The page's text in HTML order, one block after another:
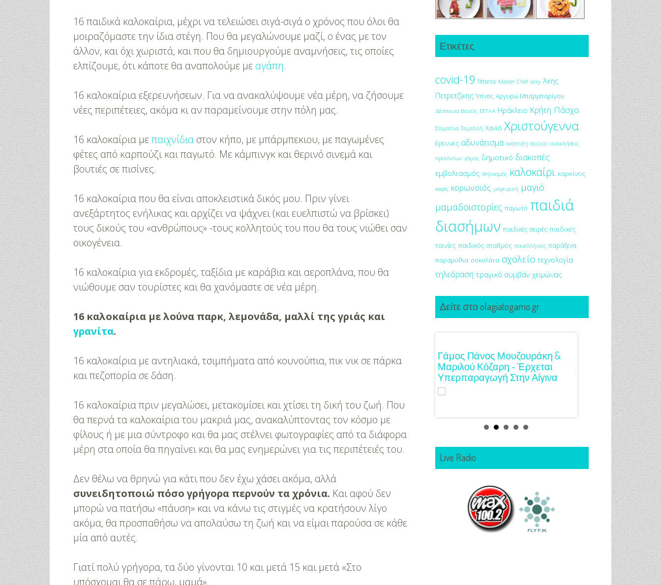
16 παιδικά καλοκαίρια, μέχρι να τελειώσει σιγά-σιγά ο χρόνος που όλοι θα
μοιραζόμαστε την ίδια στέγη. Που θα μεγαλώνουμε μαζί, ο ένας με τον
άλλον, και όχι χωριστά, και που θα δημιουργούμε αναμνήσεις, τις οποίες
ελπίζουμε, ότι κάποτε θα αναπολούμε με αγάπη.
16 καλοκαίρια εξερευνήσεων. Για να ανακαλύψουμε νέα μέρη, να ζήσουμε
νέες περιπέτειες, ακόμα κι αν παραμείνουμε στην πόλη μας.
16 καλοκαίρια μεπαιχνίδια στον κήπο, με μπάρμπεκιου, με παγωμένες
φέτες από καρπούζι και παγωτό. Με κάμπινγκ και θερινό σινεμά και
βουτιές σε πισίνες.
16 καλοκαίρια που θα είναι αποκλειστικά δικός μου. Πριν γίνει
ανεξάρτητος ενήλικας και αρχίζει να ψάχνει (και ευελπιστώ να βρίσκει)
τους δικούς του «ανθρώπους» -τους κολλητούς του που θα τους νιώθει σαν
οικογένεια.
16 καλοκαίρια για εκδρομές, ταξίδια με καράβια και αεροπλάνα, που θα
νιώθουμε σαν τουρίστες και θα χανόμαστε σε νέα μέρη.
16 καλοκαίρια με λούνα παρκ, λεμονάδα, μαλλί της γριάς και
γρανίτα.
16 καλοκαίρια με αντηλιακά, τσιμπήματα από κουνούπια, πικ νικ σε πάρκα
και πεζοπορία σε δάση.
16 καλοκαίρια πριν μεγαλώσει, μετακομίσει και χτίσει τη δική του ζωή. Που
θα περνά τα καλοκαίρια του μακριά μας, ανακαλύπτοντας τον κόσμο με
φίλους ή με μια σύντροφο και θα μας στέλνει φωτογραφίες από τα διάφορα
μέρη στα οποία θα πηγαίνει και θα μας ενημερώνει για τις περιπέτειές του.
Δεν θέλω να θρηνώ για κάτι που δεν έχω χάσει ακόμα, αλλά
συνειδητοποιώ πόσο γρήγορα περνούν τα χρόνια. Και αφού δεν
μπορώ να πατήσω «πάυση» και να κάνω τις στιγμές να κρατήσουν λίγο
ακόμα, θα προσπαθήσω να απολαύσω τη ζωή και να είμαι παρούσα σε κάθε
μία από αυτές.
Γιατί πολύ γρήγορα, τα δύο γίνονται 10 και μετά 15 και μετά «Στο
υπόσχομαι θα σε πάρω, μαμά».
Ετικέτες
covid-19 fitness Master Chef sexy Άκης
Πετρετζίκης Ύπνος Αργυρώ Μπαρμπαρίγου
Δέσποινα Βανδή ΕΕΤΑΑ Ηράκλειο Κρήτη Πάσχα
Σταματίνα Τσιμτσιλή Χανιά Χριστούγεννα
έρευνες αδυνάτισμα ανάπτυξη παιδιού ανακλήσεις
προϊόντων γάμος δημοτικό διακοπές
εμβολιασμός θηλασμός καλοκαίρι καρκίνος
καφές κορωνοϊός μαγειρική μαγιό
μαμαδοιστορίες παγωτό παιδιά
διασήμων παιδικές σειρές παιδικές
ταινίες παιδικός σταθμός πανελλήνιες παράξενα
παραμύθια σοκολάτα σχολείο τεχνολογία
τηλεόραση τραγικό συμβάν χειμώνας
Δείτε στο olagiatogamo.gr
3 Προτάσεις Για Γαμήλιο Ταξίδι
Για Όλα Τα Γούστα!
Πρωτότυπες Ιδέες Για Νυφικό
Μανικιούρ!
Γάμος Πάνος Μουζουράκη &
Μαριλού Κόζαρη - Έρχεται
Υπερπαραγωγή Στην Αίγινα
Κόκκινο Κραγιόν
Live Radio